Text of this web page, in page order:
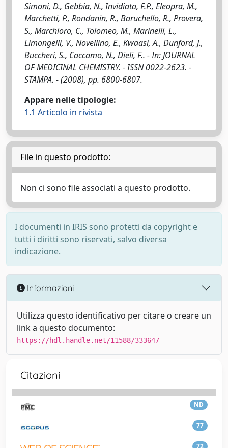
Simoni, D., Gebbia, N., Invidiata, F.P., Eleopra, M.,
Marchetti, P., Rondanin, R., Baruchello, R., Provera,
S., Marchioro, C., Tolomeo, M., Marinelli, L.,
Limongelli, V., Novellino, E., Kwaasi, A., Dunford, J.,
Buccheri, S., Caccamo, N., Dieli, F.. - In: JOURNAL
OF MEDICINAL CHEMISTRY. - ISSN 0022-2623. -
STAMPA. - (2008), pp. 6800-6807.
Appare nelle tipologie:
1.1 Articolo in rivista
File in questo prodotto:
Non ci sono file associati a questo prodotto.
I documenti in IRIS sono protetti da copyright e
tutti i diritti sono riservati, salvo diversa
indicazione.
Informazioni
Utilizza questo identificativo per citare o creare un
link a questo documento:
https://hdl.handle.net/11588/333647
Citazioni
ND
77